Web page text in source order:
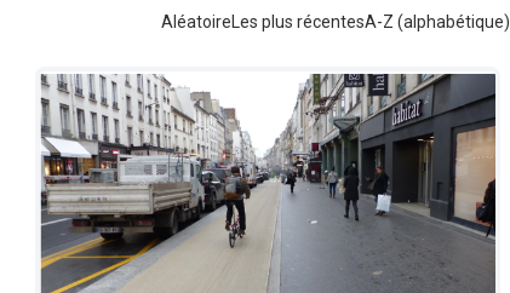
Aléatoire Les plus récentesA-Z (alphabétique)